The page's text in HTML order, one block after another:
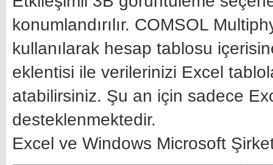
konumlandırılır. COMSOL
kullanılarak hesap tablosu
eklentisi ile verilerinizi Excel
atabilirsiniz. Şu an için sadece
desteklenmektedir.
Excel ve Windows Microsoft